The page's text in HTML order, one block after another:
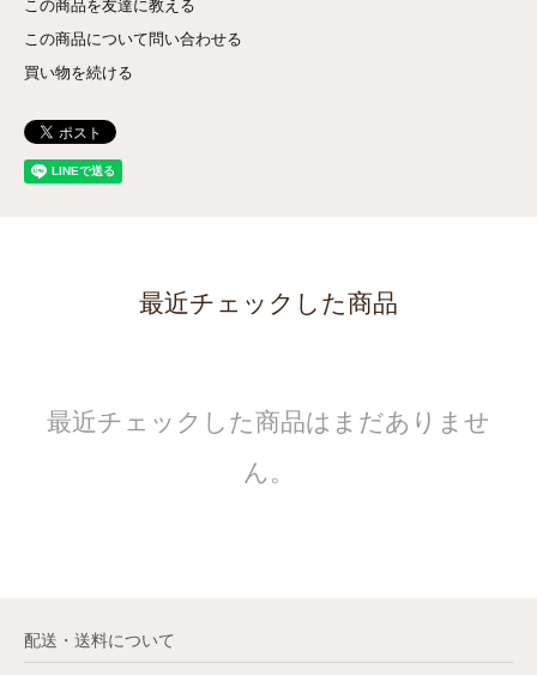
この商品を友達に教える
この商品について問い合わせる
買い物を続ける
最近チェックした商品
最近チェックした商品はまだありませ
ん。
配送・送料について